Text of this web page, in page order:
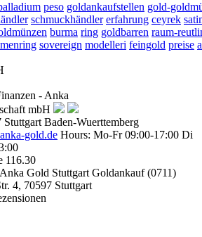
peso goldankaufstellen gold-
schmuckhändler erfahrung ceyrek
burma ring goldbarren raum-
sovereign modelleri feingold preise
- Anka
mbH
Stuttgart Baden-Wuerttemberg
gold.de Hours: Mo-Fr 09:00-17:00 Di
116.30
Anka Gold Stuttgart Goldankauf (0711)
4, 70597 Stuttgart